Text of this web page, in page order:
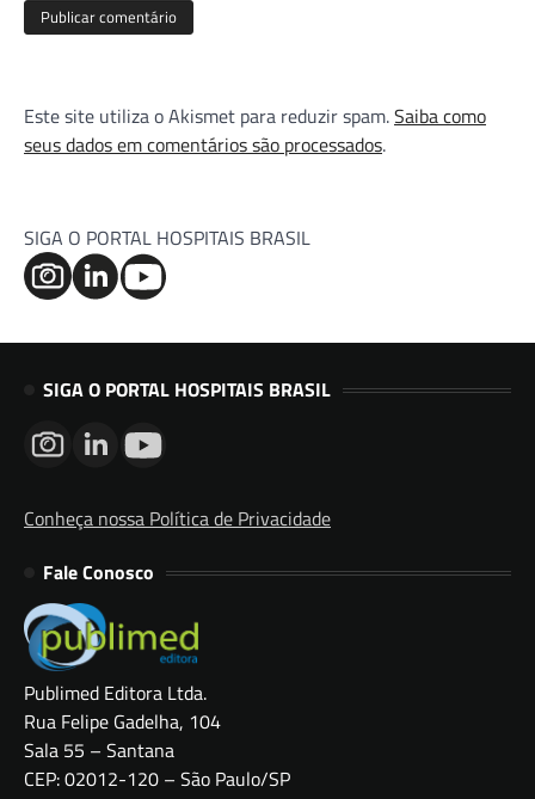
Este site utiliza o Akismet para reduzir spam.Saiba como
seus dados em comentários são processados.
SIGA O PORTAL HOSPITAIS BRASIL
SIGA O PORTAL HOSPITAIS BRASIL
Conheça nossa Política de Privacidade
Fale Conosco
Publimed Editora Ltda.
Rua Felipe Gadelha, 104
Sala 55 – Santana
CEP: 02012-120 – São Paulo/SP